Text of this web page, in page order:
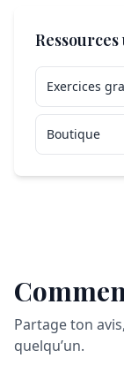
Exercices
Boutique
Partage ton
quelqu’un.